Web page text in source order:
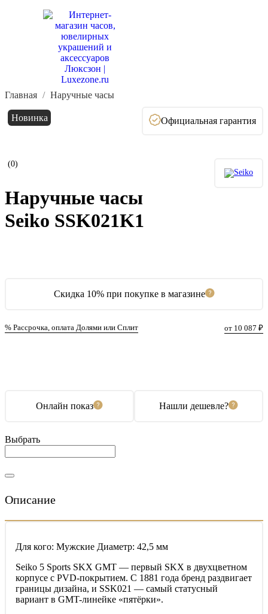
Главная Наручные часы
Новинка Официальная гарантия
(0)
Скидка 10% при покупке в магазине
% Рассрочка, оплата Долями или Сплит от 10 087 ₽
Наручные часы
Seiko SSK021K1
Онлайн показ Нашли дешевле?
Выбрать
Описание
Для кого: Мужские Диаметр: 42,5 мм
Seiko 5 Sports SKX GMT — первый SKX в двухцветном
корпусе с PVD-покрытием. С 1881 года бренд раздвигает
границы дизайна, и SSK021 — самый статусный
вариант в GMT-линейке «пятёрки».